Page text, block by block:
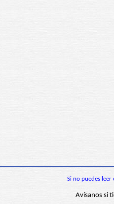
Si no puedes
Avísanos si